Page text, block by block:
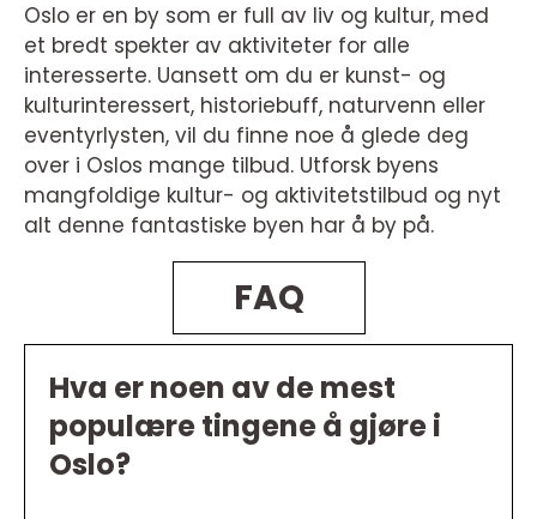
Oslo er en by som er full av liv og kultur, med
et bredt spekter av aktiviteter for alle
interesserte. Uansett om du er kunst- og
kulturinteressert, historiebuff, naturvenn eller
eventyrlysten, vil du finne noe å glede deg
over i Oslos mange tilbud. Utforsk byens
mangfoldige kultur- og aktivitetstilbud og nyt
alt denne fantastiske byen har å by på.
FAQ
Hva er noen av de mest
populære tingene å gjøre i
Oslo?